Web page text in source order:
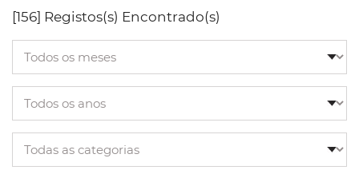
[156] Registos(s) Encontrado(s)